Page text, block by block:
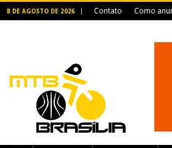
8 DE AGOSTO DE 2026 Contato Como